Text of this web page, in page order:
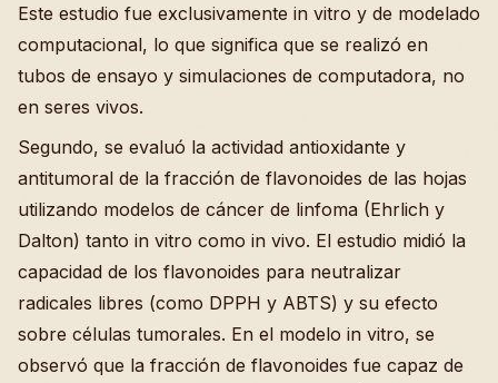
Este estudio fue exclusivamente in vitro y de modelado
computacional, lo que significa que se realizó en
tubos de ensayo y simulaciones de computadora, no
en seres vivos.
Segundo, se evaluó la actividad antioxidante y
antitumoral de la fracción de flavonoides de las hojas
utilizando modelos de cáncer de linfoma (Ehrlich y
Dalton) tanto in vitro como in vivo. El estudio midió la
capacidad de los flavonoides para neutralizar
radicales libres (como DPPH y ABTS) y su efecto
sobre células tumorales. En el modelo in vitro, se
observó que la fracción de flavonoides fue capaz de